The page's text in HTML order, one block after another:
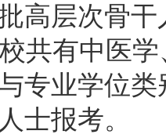
高层次骨干
共有中医
专业学位
士报考。